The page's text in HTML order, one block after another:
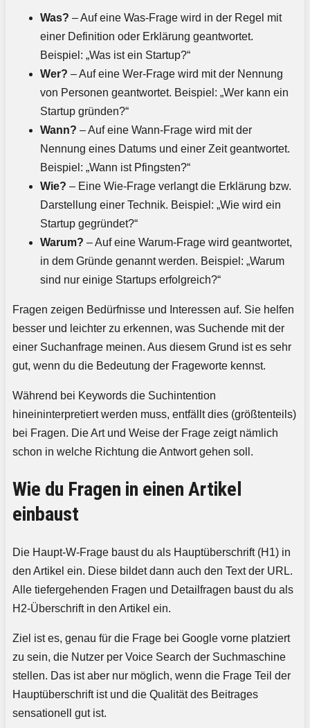
Was? – Auf eine Was-Frage wird in der Regel mit
einer Definition oder Erklärung geantwortet.
Beispiel: „Was ist ein Startup?“
Wer? – Auf eine Wer-Frage wird mit der Nennung
von Personen geantwortet. Beispiel: „Wer kann ein
Startup gründen?“
Wann? – Auf eine Wann-Frage wird mit der
Nennung eines Datums und einer Zeit geantwortet.
Beispiel: „Wann ist Pfingsten?“
Wie? – Eine Wie-Frage verlangt die Erklärung bzw.
Darstellung einer Technik. Beispiel: „Wie wird ein
Startup gegründet?“
Warum? – Auf eine Warum-Frage wird geantwortet,
in dem Gründe genannt werden. Beispiel: „Warum
sind nur einige Startups erfolgreich?“
Fragen zeigen Bedürfnisse und Interessen auf. Sie helfen
besser und leichter zu erkennen, was Suchende mit der
einer Suchanfrage meinen. Aus diesem Grund ist es sehr
gut, wenn du die Bedeutung der Frageworte kennst.
Während bei Keywords die Suchintention
hineininterpretiert werden muss, entfällt dies (größtenteils)
bei Fragen. Die Art und Weise der Frage zeigt nämlich
schon in welche Richtung die Antwort gehen soll.
Wie du Fragen in einen Artikel
einbaust
Die Haupt-W-Frage baust du als Hauptüberschrift (H1) in
den Artikel ein. Diese bildet dann auch den Text der URL.
Alle tiefergehenden Fragen und Detailfragen baust du als
H2-Überschrift in den Artikel ein.
Ziel ist es, genau für die Frage bei Google vorne platziert
zu sein, die Nutzer per Voice Search der Suchmaschine
stellen. Das ist aber nur möglich, wenn die Frage Teil der
Hauptüberschrift ist und die Qualität des Beitrages
sensationell gut ist.